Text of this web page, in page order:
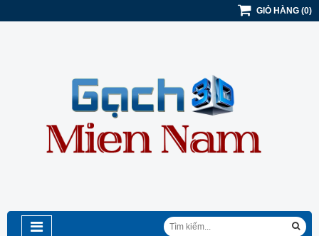
GIỎ HÀNG (0)